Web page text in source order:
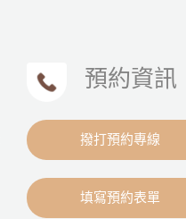
預約資訊
撥打預約專線
填寫預約表單